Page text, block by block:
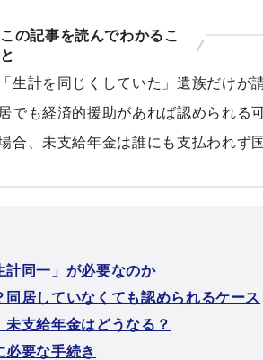
この記事を読んでわかるこ
と
生計を同じくしていた」遺族だけが
でも経済的援助があれば認められる
合、未支給年金は誰にも支払われず
計同一」が必要なのか
同居していなくても認められるケース
支給年金はどうなる？
必要な手続き